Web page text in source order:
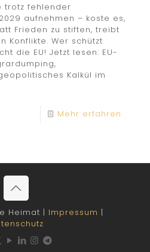
trotz fehlender
aufnehmen – koste es,
Frieden zu stiften, treibt
Konflikte. Wer schützt
die EU! Jetzt lesen: EU-
Kalkül im
Mehr erfahren
Heimat | Impressum |